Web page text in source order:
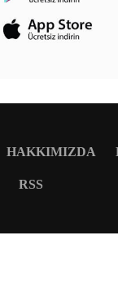
HAKKIMIZDA
RSS